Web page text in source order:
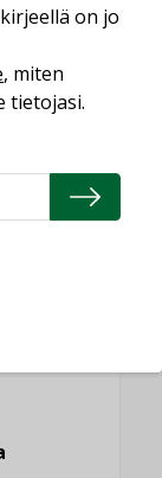
on jo
, miten
tietojasi.